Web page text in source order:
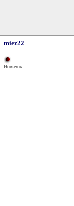
miez22
Новичок